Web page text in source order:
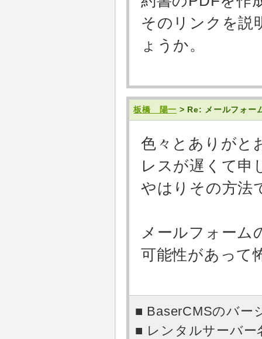
そのリンクを説
ょうか。
板橋 陽一 > Re: メールフォー
色々とありがと
レスが遅くて申
やはりその方法
メールフォーム
可能性があって
■ BaserCMSのバー
■ レンタルサーバー